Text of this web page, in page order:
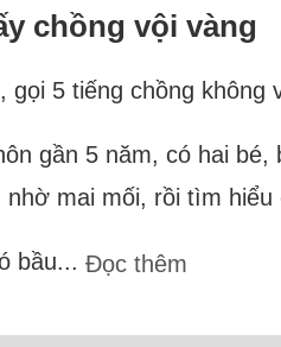
chồng vội vàng
gọi 5 tiếng chồng
gần 5 năm, có hai
nhờ mai mối, rồi tìm
bầu...Đọc thêm